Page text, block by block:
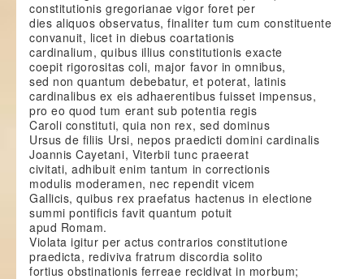
constitutionis gregorianae vigor foret per
dies aliquos observatus, finaliter tum cum constituente
convanuit, licet in diebus coartationis
cardinalium, quibus illius constitutionis exacte
coepit rigorositas coli, major favor in omnibus,
sed non quantum debebatur, et poterat, latinis
cardinalibus ex eis adhaerentibus fuisset impensus,
pro eo quod tum erant sub potentia regis
Caroli constituti, quia non rex, sed dominus
Ursus de filiis Ursi, nepos praedicti domini cardinalis
Joannis Cayetani, Viterbii tunc praeerat
civitati, adhibuit enim tantum in correctionis
modulis moderamen, nec rependit vicem
Gallicis, quibus rex praefatus hactenus in electione
summi pontificis favit quantum potuit
apud Romam.
Violata igitur per actus contrarios constitutione
praedicta, rediviva fratrum discordia solito
fortius obstinationis ferreae recidivat in morbum;